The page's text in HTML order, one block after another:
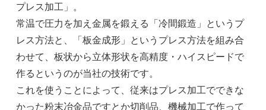
プレス加工」。
常温で圧力を加え金属を鍛える「冷間鍛造」というプ
レス方法と、「板金成形」というプレス方法を組み合
わせて、板状から立体形状を高精度・ハイスピードで
作るというのが当社の技術です。
これを使うことによって、従来はプレス加工でできな
かった粉末冶金品ですとか切削品、機械加工で作って